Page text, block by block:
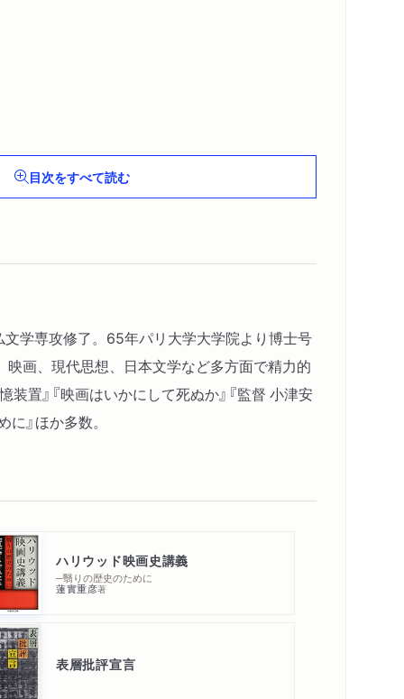
目次をすべて読む
学専攻修了。65年パリ大学大学院より博士号
映画、現代思想、日本文学など多方面で精力的
置』『映画はいかにして死ぬか』『監督 小津安
に』ほか多数。
ハリウッド映画史講義
─翳りの歴史のために
蓮實重彦著
表層批評宣言